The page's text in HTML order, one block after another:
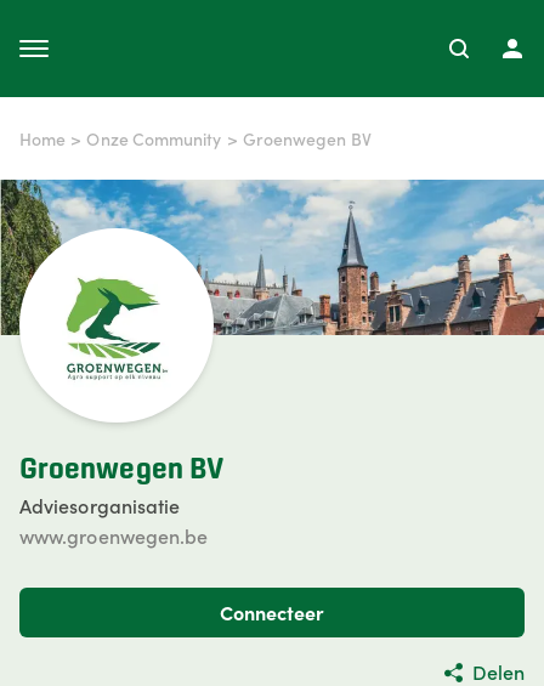
Home > Onze Community > Groenwegen BV
Groenwegen BV
Adviesorganisatie
www.groenwegen.be
Connecteer
Delen